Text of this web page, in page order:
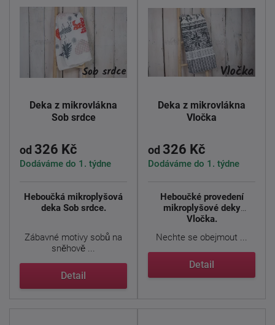
Deka z mikrovlákna
Sob srdce
od 326 Kč
Dodáváme do 1. týdne
Heboučká mikroplyšová
deka Sob srdce.
Zábavné motivy sobů na
sněhově ...
Detail
Deka z mikrovlákna
Vločka
od 326 Kč
Dodáváme do 1. týdne
Heboučké provedení
mikroplyšové deky
Vločka.
Nechte se obejmout ...
Detail